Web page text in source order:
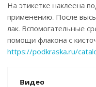
На этикетке наклеена
применению. После
лак. Вспомогательные
помощи флакона с
https://podkraska.ru/
Видео